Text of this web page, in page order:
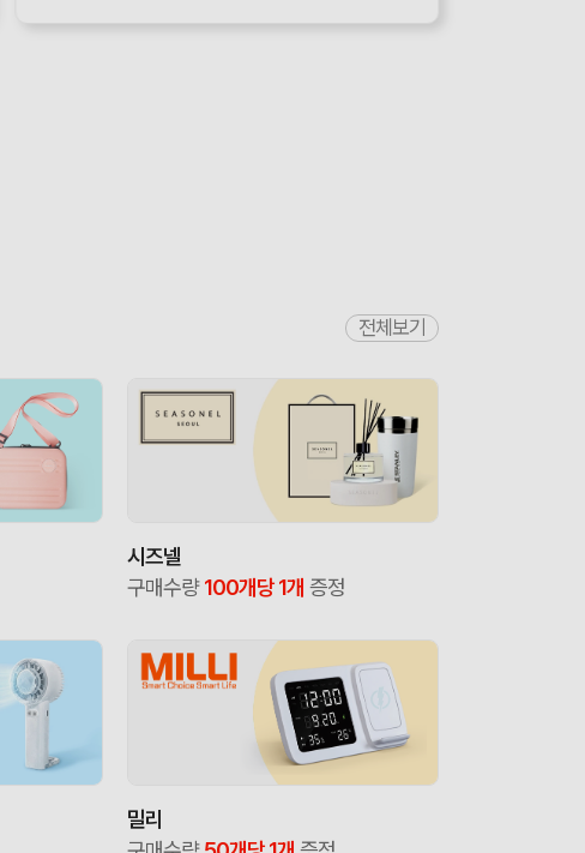
전체보기
시즈넬
구매수량100개당 1개 증정
밀리